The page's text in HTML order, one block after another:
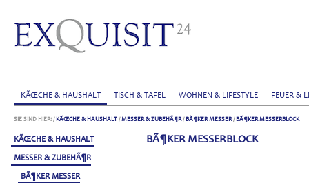
KÃŒCHE & HAUSHALT TISCH & TAFEL WOHNEN & LIFESTYLE FEUER &
SIE SIND HIER: / KÃŒCHE & HAUSHALT /MESSER & ZUBEHÃ¶R/ BÃ¶KER MESSER/ BÃ¶KER MESSERBLOCK
KÃŒCHE & HAUSHALT
MESSER & ZUBEHÃ¶R
BÃ¶KER MESSER
BÃ¶KER MESSERBLOCK